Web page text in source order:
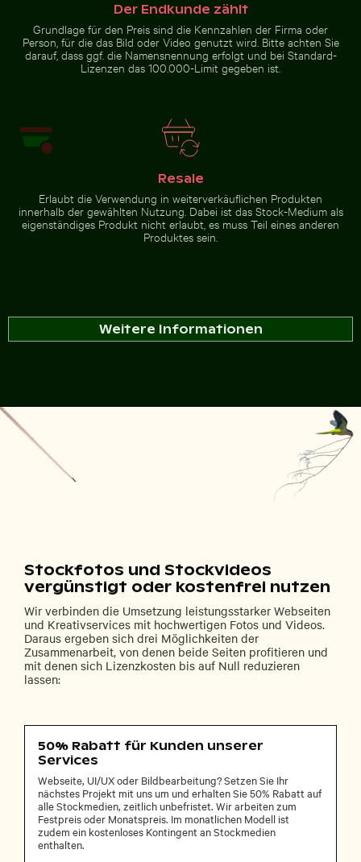
Zur Stock-KollektionDer Endkunde zählt
Grundlage für den Preis sind die Kennzahlen der Firma oder
Person, für die das Bild oder Video genutzt wird. Bitte achten Sie
darauf, dass ggf. die Namensnennung erfolgt und bei Standard-
Lizenzen das 100.000-Limit gegeben ist.
Resale
Erlaubt die Verwendung in weiterverkäuflichen Produkten
innerhalb der gewählten Nutzung. Dabei ist das Stock-Medium als
eigenständiges Produkt nicht erlaubt, es muss Teil eines anderen
Produktes sein.
Weitere Informationen
Stockfotos und Stockvideos
vergünstigt oder kostenfrei nutzen
Wir verbinden die Umsetzung leistungsstarker Webseiten
und Kreativservices mit hochwertigen Fotos und Videos.
Daraus ergeben sich drei Möglichkeiten der
Zusammenarbeit, von denen beide Seiten profitieren und
mit denen sich Lizenzkosten bis auf Null reduzieren
lassen:
50% Rabatt für Kunden unserer
Services
Webseite, UI/UX oder Bildbearbeitung? Setzen Sie Ihr
nächstes Projekt mit uns um und erhalten Sie 50% Rabatt auf
alle Stockmedien, zeitlich unbefristet. Wir arbeiten zum
Festpreis oder Monatspreis. Im monatlichen Modell ist
zudem ein kostenloses Kontingent an Stockmedien
enthalten.